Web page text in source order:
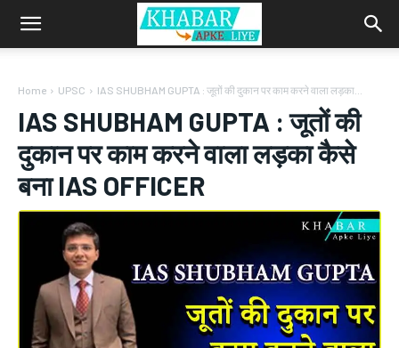
Home UPSC IAS SHUBHAM GUPTA : जूतों की दुकान पर काम करने वाला लड़का...
IAS SHUBHAM GUPTA : जूतों की
दुकान पर काम करने वाला लड़का कैसे
बना IAS OFFICER